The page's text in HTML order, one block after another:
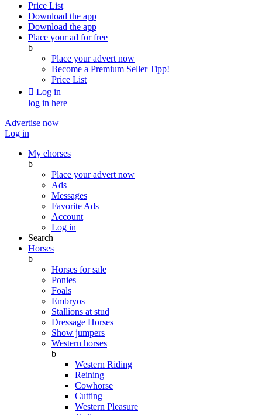
Price List
Download the app
Download the app
Place your ad for free
b
Place your advert now
Become a Premium SellerTipp!
Price List
 Log in
log in here
Advertise now
Log in
My ehorses
b
Place your advert now
Ads
Messages
Favorite Ads
Account
Log in
Search
Horses
b
Horses for sale
Ponies
Foals
Embryos
Stallions at stud
Dressage Horses
Show jumpers
Western horses
b
Western Riding
Reining
Cowhorse
Cutting
Western Pleasure